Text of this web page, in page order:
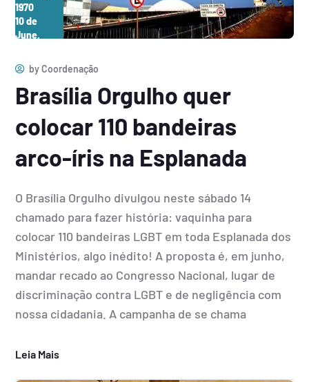
1970
10 de
June,
byCoordenação
Brasília Orgulho quer
colocar 110 bandeiras
arco-íris na Esplanada
O Brasília Orgulho divulgou neste sábado 14
chamado para fazer história: vaquinha para
colocar 110 bandeiras LGBT em toda Esplanada dos
Ministérios, algo inédito! A proposta é, em junho,
mandar recado ao Congresso Nacional, lugar de
discriminação contra LGBT e de negligência com
nossa cidadania. A campanha de se chama
Leia Mais